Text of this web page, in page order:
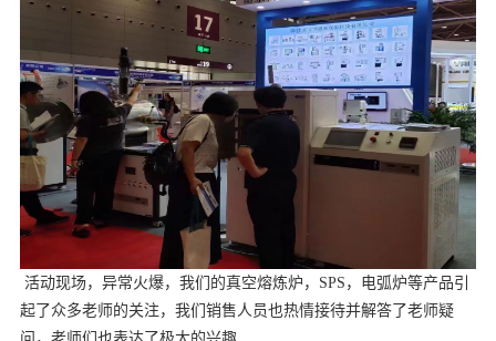
活动现场，异常火爆，我们的真空熔炼炉，SPS，电弧炉等产品引
起了众多老师的关注，我们销售人员也热情接待并解答了老师疑